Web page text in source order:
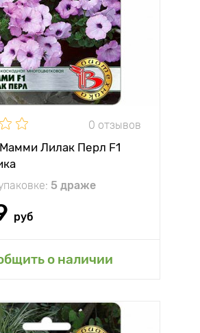
0 отзывов
Лилак Перл F1
5 драже
руб
о наличии